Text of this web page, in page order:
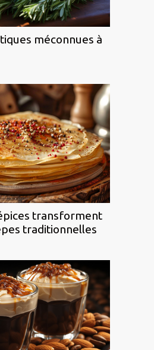
méconnues à
transforment
traditionnelles